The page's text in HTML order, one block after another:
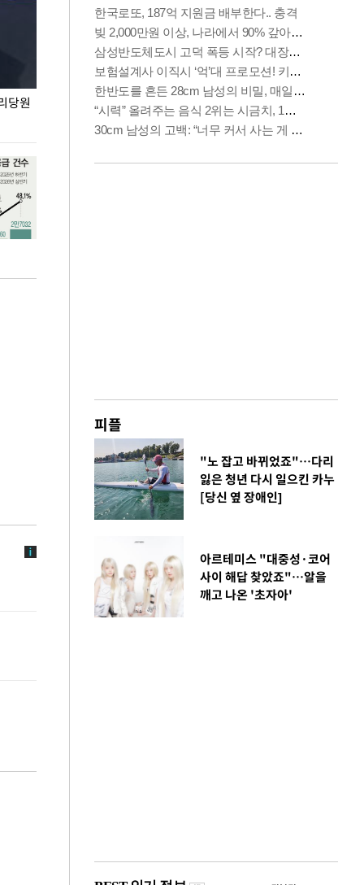
당원
무더위 잊는 도심형 여름 축제 '2026 서울 바캉스 용산어린이정원
피플
"노 잡고 바뀌었죠"…다리
잃은 청년 다시 일으킨 카누
[당신 옆 장애인]
아르테미스 "대중성·코어
사이 해답 찾았죠"…알을
깨고 나온 '초자아'